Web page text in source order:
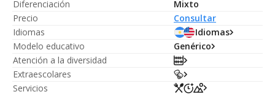
Diferenciación
Mixto
Precio
Consultar
Idiomas
Idiomas
Modelo educativo
Genérico
Atención a la diversidad
Extraescolares
Servicios